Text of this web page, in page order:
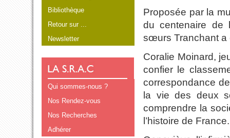
Bibliothèque
Retour sur ...
Newsletter
Qui sommes-nous ?
Nos Rendez-vous
Nos Recherches
Adhérer
Proposée par la
du centenaire de
sœurs Tranchant a
Coralie Moinard,
confier le
correspondance
la vie des deux
comprendre la
l’histoire de France.